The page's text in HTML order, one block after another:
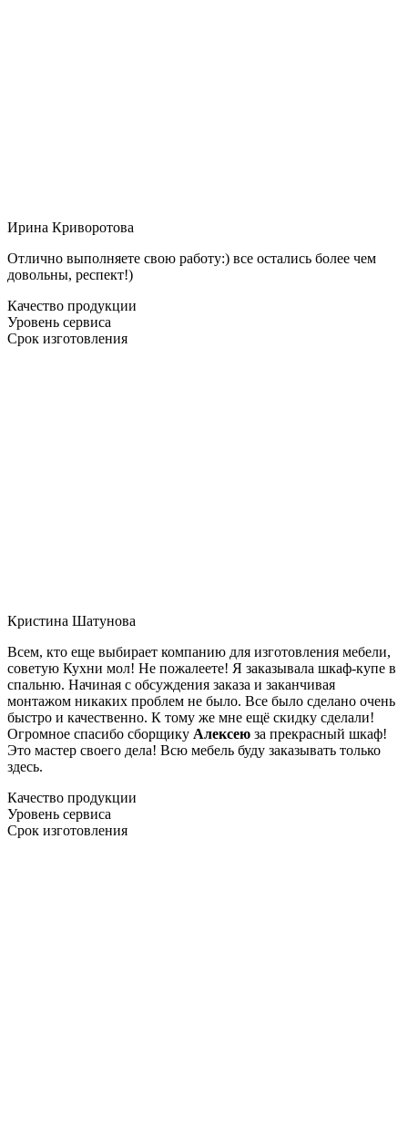
Ирина Криворотова
Отлично выполняете свою работу:) все остались более чем
довольны, респект!)
Качество продукции
Уровень сервиса
Срок изготовления
Кристина Шатунова
Всем, кто еще выбирает компанию для изготовления мебели,
советую Кухни мол! Не пожалеете! Я заказывала шкаф-купе в
спальню. Начиная с обсуждения заказа и заканчивая
монтажом никаких проблем не было. Все было сделано очень
быстро и качественно. К тому же мне ещё скидку сделали!
Огромное спасибо сборщику Алексею за прекрасный шкаф!
Это мастер своего дела! Всю мебель буду заказывать только
здесь.
Качество продукции
Уровень сервиса
Срок изготовления